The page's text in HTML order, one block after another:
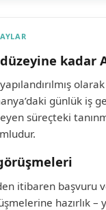
kadar
günlük iş
süreçteki
itibaren başvuru
hazırlık –